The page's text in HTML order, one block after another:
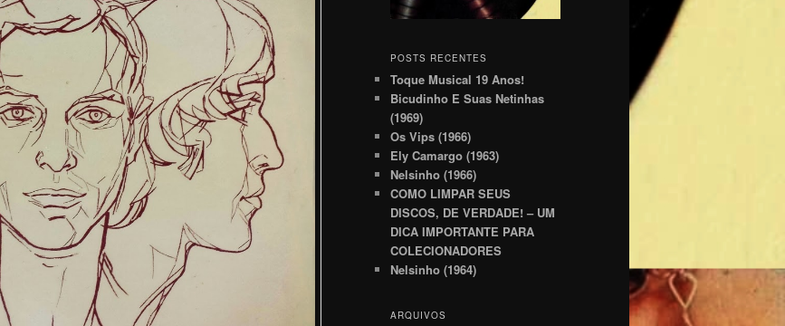
POSTS RECENTES
Toque Musical 19 Anos!
Bicudinho E Suas Netinhas
(1969)
Os Vips (1966)
Ely Camargo (1963)
Nelsinho (1966)
COMO LIMPAR SEUS
DISCOS, DE VERDADE! – UM
DICA IMPORTANTE PARA
COLECIONADORES
Nelsinho (1964)
ARQUIVOS